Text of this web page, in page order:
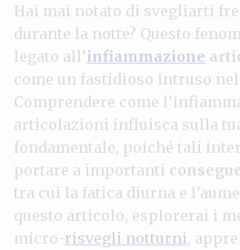
Hai mai notato di svegliarti
durante la notte? Questo
legato all’infiammazione
come un fastidioso intruso
Comprendere come
articolazioni influisca sulla
fondamentale, poiché tali
portare a importanti
tra cui la fatica diurna e
questo articolo, esplorerai i
micro-risvegli notturni,